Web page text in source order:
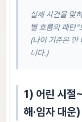
실제 사건을 맞
별 흐름의 패턴
(나이 기준은 만
니다.)
1) 어린 시
해·임자 대운)